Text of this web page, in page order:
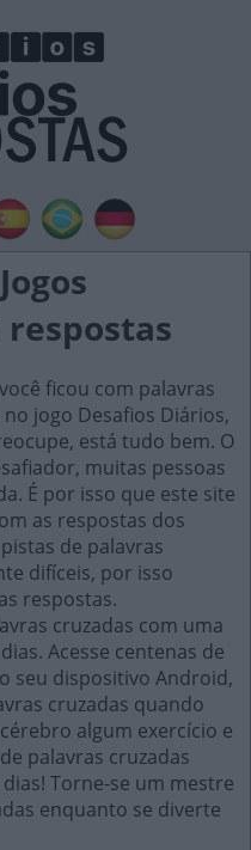
ficou com palavras
jogo Desafios Diários,
está tudo bem. O
muitas pessoas
É por isso que este site
as respostas dos
de palavras
difíceis, por isso
respostas.
cruzadas com uma
Acesse centenas de
seu dispositivo Android,
cruzadas quando
algum exercício e
palavras cruzadas
Torne-se um mestre
enquanto se diverte